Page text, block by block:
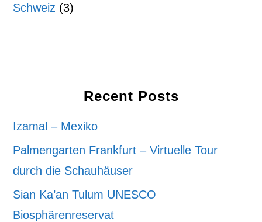
Schweiz (3)
Recent Posts
Izamal – Mexiko
Palmengarten Frankfurt – Virtuelle Tour
durch die Schauhäuser
Sian Ka’an Tulum UNESCO
Biosphärenreservat